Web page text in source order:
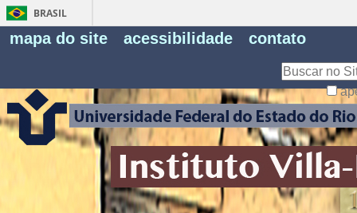
BRASIL
mapa do site acessibilidade contato